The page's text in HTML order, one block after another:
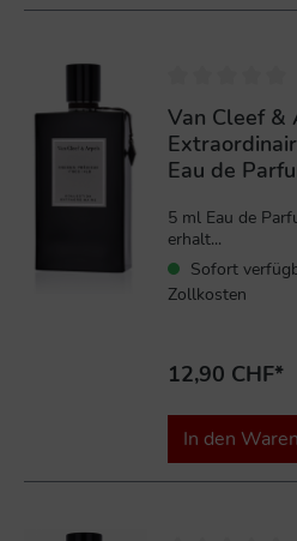
Van Cleef &
Eau de
5 ml Eau de
erhalt...
Sofort
Zollkosten
12,90 CHF*
In den